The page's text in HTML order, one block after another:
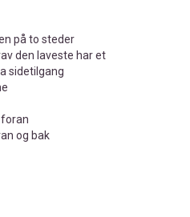
på to steder
den laveste har et
sidetilgang
og bak